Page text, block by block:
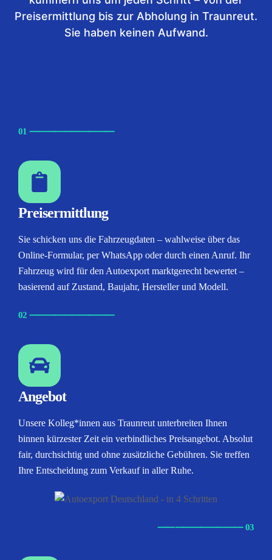
Preisermittlung bis zur Abholung in Traunreut.
Sie haben keinen Aufwand.
01 ⸺⸺⸺⸺⸺
Preisermittlung
Sie schicken uns die Fahrzeugdaten – wahlweise über das
Online-Formular, per WhatsApp oder durch einen Anruf. Ihr
Fahrzeug wird für den Autoexport marktgerecht bewertet –
basierend auf Zustand, Baujahr, Hersteller und Modell.
02 ⸺⸺⸺⸺⸺
Angebot
Unsere Kolleg*innen aus Traunreut unterbreiten Ihnen
binnen kürzester Zeit ein verbindliches Preisangebot. Absolut
fair, durchsichtig und ohne zusätzliche Gebühren. Sie treffen
Ihre Entscheidung zum Verkauf in aller Ruhe.
⸺⸺⸺⸺⸺ 03